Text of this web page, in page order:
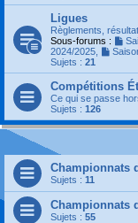
Ligues
Règlements,
Sous-forums :
2024/2025
Sujets : 21
Compétitions
Ce qui se passe
Sujets : 126
Championnats
Sujets : 11
Championnats
Sujets : 55